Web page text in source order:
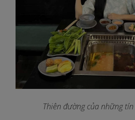
Thiên đường của những